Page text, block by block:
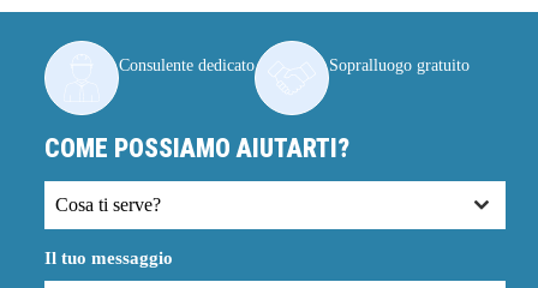
Consulente dedicato Sopralluogo gratuito
COME POSSIAMO AIUTARTI?
Cosa ti serve?
Il tuo messaggio